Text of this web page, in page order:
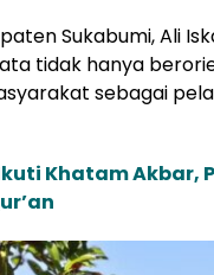
Sukabumi, Ali
tidak hanya
sebagai
Khatam Akbar,